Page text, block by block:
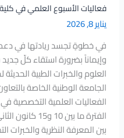
فعاليات الأسبوع العلمي في
يناير 8, 2026
في خطوةٍ تجسد ريادتها في
وإيماناً بضرورة استقاء كلّ
العلوم والخبرات الطبية
الجامعة الوطنية الخاصة
الفعاليات العلمية التخصصية
بين المعرفة النظرية والخبرات